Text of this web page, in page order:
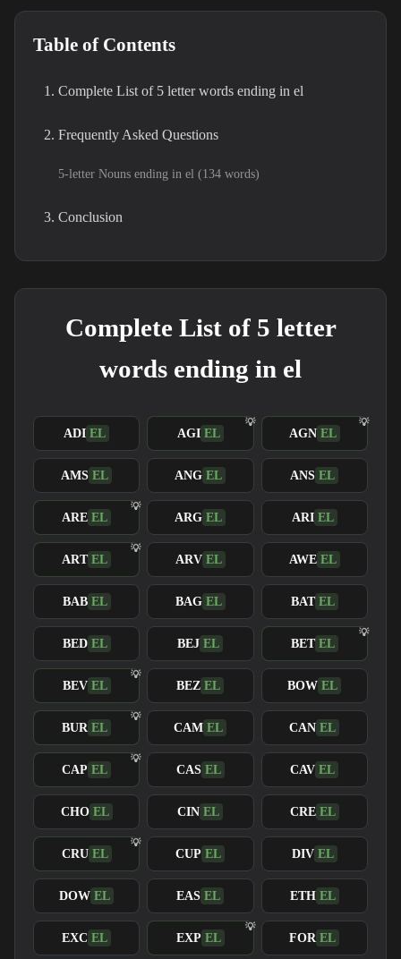
Table of Contents
1. Complete List of 5 letter words ending in el
2. Frequently Asked Questions
5-letter Nouns ending in el (134 words)
3. Conclusion
Complete List of 5 letter
words ending in el
ADI EL AGI EL AGN EL
AMS EL ANG EL ANS EL
ARE EL ARG EL ARI EL
ART EL ARV EL AWE EL
BAB EL BAG EL BAT EL
BED EL BEJ EL BET EL
BEV EL BEZ EL BOW EL
BUR EL CAM EL CAN EL
CAP EL CAS EL CAV EL
CHO EL CIN EL CRE EL
CRU EL CUP EL DIV EL
DOW EL EAS EL ETH EL
EXC EL EXP EL FOR EL